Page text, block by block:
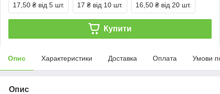
17,50 ₴ від 5 шт. 17 ₴ від 10 шт. 16,50 ₴ від 20 шт.
Купити
Опис Характеристики Доставка Оплата Умови
Опис